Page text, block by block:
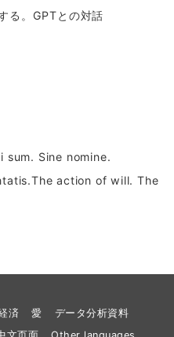
る。GPTとの対話
sum. Sine nomine.
action of will. The
済 愛
データ分析資料